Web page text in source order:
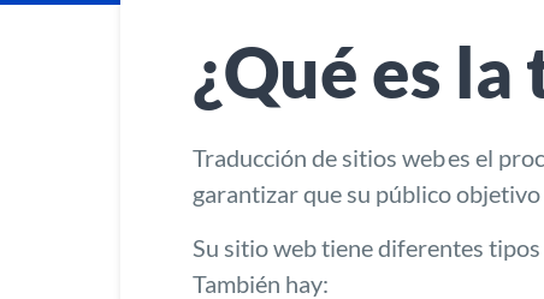
¿Qué es
Traducción de sitios webes el
garantizar que su público
Su sitio web tiene diferentes
También hay: